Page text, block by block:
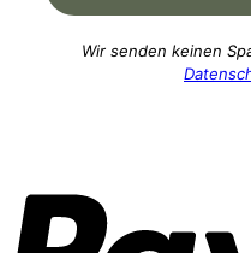
Wir senden keinen